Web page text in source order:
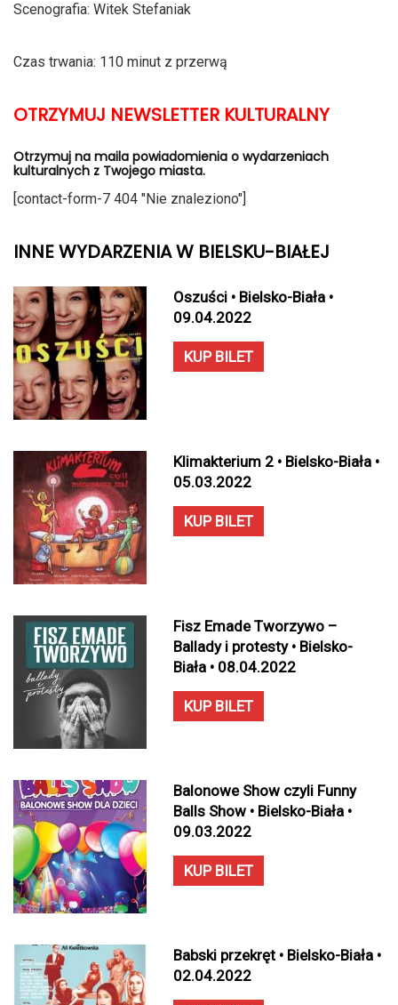
Scenografia: Witek Stefaniak
Czas trwania: 110 minut z przerwą
OTRZYMUJ NEWSLETTER KULTURALNY
Otrzymuj na maila powiadomienia o wydarzeniach
kulturalnych z Twojego miasta.
[contact-form-7 404 "Nie znaleziono"]
INNE WYDARZENIA W BIELSKU-BIAŁEJ
Oszuści • Bielsko-Biała •
09.04.2022
KUP BILET
Klimakterium 2 • Bielsko-Biała •
05.03.2022
KUP BILET
Fisz Emade Tworzywo –
Ballady i protesty • Bielsko-
Biała • 08.04.2022
KUP BILET
Balonowe Show czyli Funny
Balls Show • Bielsko-Biała •
09.03.2022
KUP BILET
Babski przekręt • Bielsko-Biała •
02.04.2022